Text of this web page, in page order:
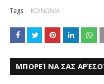
Tags: ΚΟΙΝΩΝΙΑ
ΜΠΟΡΕΊ ΝΑ ΣΑΣ